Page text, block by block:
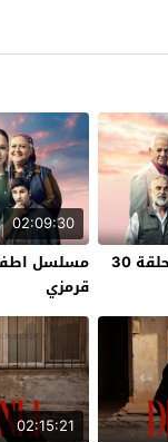
مسلسل اطفال الجنة الحلقة 30
02:09:30
قرمزي
02:15:21